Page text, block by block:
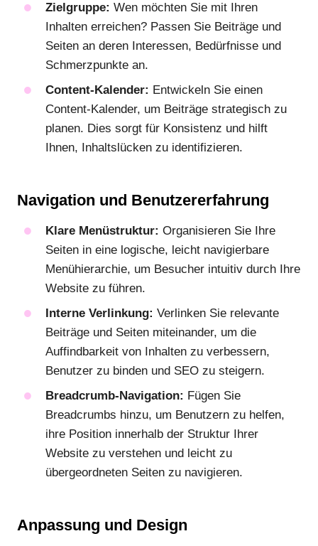
Zielgruppe: Wen möchten Sie mit Ihren
Inhalten erreichen? Passen Sie Beiträge und
Seiten an deren Interessen, Bedürfnisse und
Schmerzpunkte an.
Content-Kalender: Entwickeln Sie einen
Content-Kalender, um Beiträge strategisch zu
planen. Dies sorgt für Konsistenz und hilft
Ihnen, Inhaltslücken zu identifizieren.
Navigation und Benutzererfahrung
Klare Menüstruktur: Organisieren Sie Ihre
Seiten in eine logische, leicht navigierbare
Menühierarchie, um Besucher intuitiv durch Ihre
Website zu führen.
Interne Verlinkung: Verlinken Sie relevante
Beiträge und Seiten miteinander, um die
Auffindbarkeit von Inhalten zu verbessern,
Benutzer zu binden und SEO zu steigern.
Breadcrumb-Navigation: Fügen Sie
Breadcrumbs hinzu, um Benutzern zu helfen,
ihre Position innerhalb der Struktur Ihrer
Website zu verstehen und leicht zu
übergeordneten Seiten zu navigieren.
Anpassung und Design